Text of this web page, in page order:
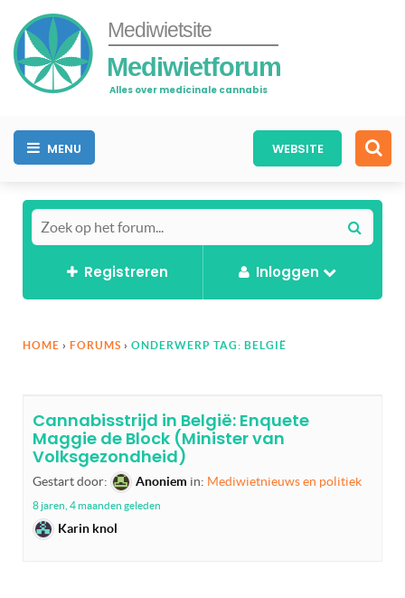
Mediwietsite
Mediwietforum
Alles over medicinale cannabis
MENU WEBSITE
Registreren Inloggen
HOME › FORUMS › ONDERWERP TAG: BELGIË
Cannabisstrijd in België: Enquete
Maggie de Block (Minister van
Volksgezondheid)
Gestart door: Anoniem in: Mediwietnieuws en politiek
8 jaren, 4 maanden geleden
Karin knol